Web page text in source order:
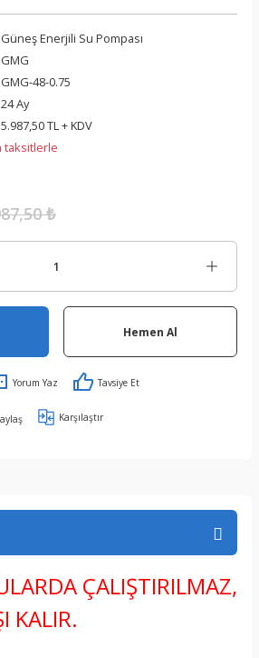
Güneş Enerjili Su Pompası
GMG
GMG-48-0.75
24 Ay
5.987,50 TL + KDV
taksitlerle
₺
Hemen Al
Yorum Yaz Tavsiye Et
Karşılaştır
ÇALIŞTIRILMAZ,
KALIR.